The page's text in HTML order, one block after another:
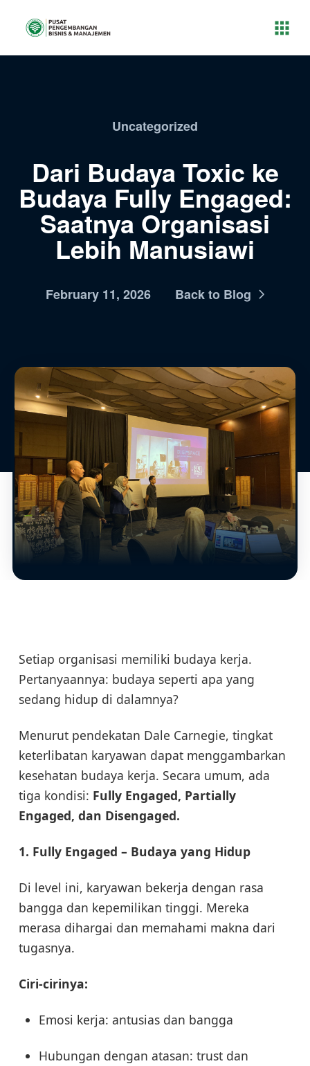
Uncategorized
Dari Budaya Toxic ke
Budaya Fully Engaged:
Saatnya Organisasi
Lebih Manusiawi
February 11, 2026 Back to Blog
Setiap organisasi memiliki budaya kerja.
Pertanyaannya: budaya seperti apa yang
sedang hidup di dalamnya?
Menurut pendekatan Dale Carnegie, tingkat
keterlibatan karyawan dapat menggambarkan
kesehatan budaya kerja. Secara umum, ada
tiga kondisi: Fully Engaged, Partially
Engaged, dan Disengaged.
1. Fully Engaged – Budaya yang Hidup
Di level ini, karyawan bekerja dengan rasa
bangga dan kepemilikan tinggi. Mereka
merasa dihargai dan memahami makna dari
tugasnya.
Ciri-cirinya:
Emosi kerja: antusias dan bangga
Hubungan dengan atasan: trust dan